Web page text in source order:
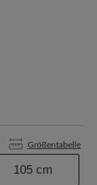
Größentabelle
105 cm